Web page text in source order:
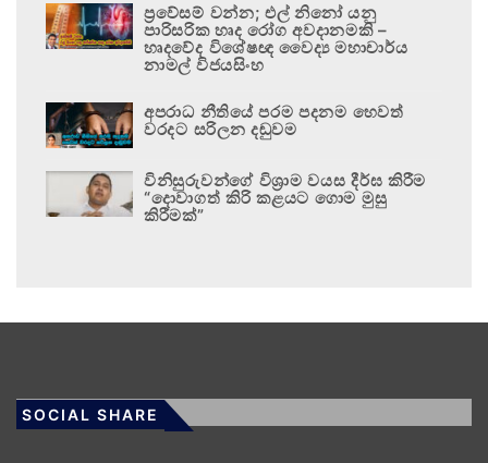
ප්‍රවේසම් වන්න; එල් නිනෝ යනු
පාරිසරික හෘද රෝග අවදානමකි –
හෘදවේද විශේෂඥ වෛද්‍ය මහාචාර්ය
නාමල් විජයසිංහ
අපරාධ නීතියේ පරම පදනම හෙවත්
වරදට සරිලන දඬුවම
විනිසුරුවන්ගේ විශ්‍රාම වයස දීර්ඝ කිරීම
“දොවාගත් කිරි කළයට ගොම මුසු
කිරීමක්”
SOCIAL SHARE